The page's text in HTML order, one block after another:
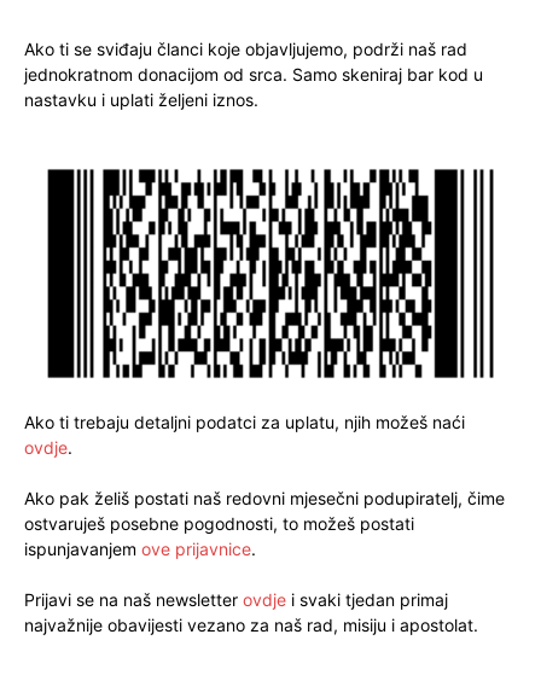
Ako ti se sviđaju članci koje objavljujemo, podrži naš rad
jednokratnom donacijom od srca. Samo skeniraj bar kod u
nastavku i uplati željeni iznos.
Ako ti trebaju detaljni podatci za uplatu, njih možeš naći
ovdje.
Ako pak želiš postati naš redovni mjesečni podupiratelj, čime
ostvaruješ posebne pogodnosti, to možeš postati
ispunjavanjem ove prijavnice.
Prijavi se na naš newsletter ovdje i svaki tjedan primaj
najvažnije obavijesti vezano za naš rad, misiju i apostolat.